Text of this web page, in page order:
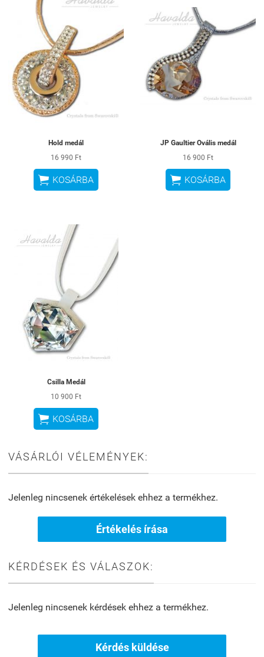
Hold medál
16 990 Ft
 KOSÁRBA
JP Gaultier Ovális medál
16 900 Ft
 KOSÁRBA
Csilla Medál
10 900 Ft
 KOSÁRBA
VÁSÁRLÓI VÉLEMÉNYEK:
Jelenleg nincsenek értékelések ehhez a termékhez.
Értékelés írása
KÉRDÉSEK ÉS VÁLASZOK:
Jelenleg nincsenek kérdések ehhez a termékhez.
Kérdés küldése